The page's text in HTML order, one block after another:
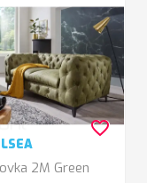
2M Green
favorite_border